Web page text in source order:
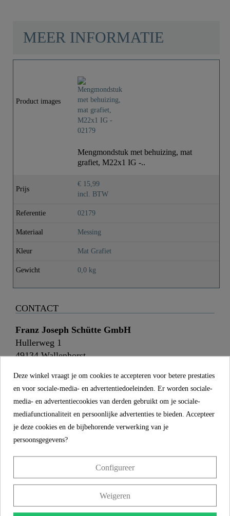
Mat Grafiet
MEER INFORMATIE
Product images
Mengmondstuk met behuizing, mat
grafiet, M22x1 IG -..
Prijs
€ 15,99
incl. BTW
Referentie 02179
Materiaal Messing
Kleur Mat Grafiet
Gewicht 0,0 kg
CONTACT
Franz Joseph Schütte GmbH
Hullerweg 1
49134 Wallenhorst
+49 5407 8707 0
+49 5407 8707 777
info@fjschuette.com
Deze winkel vraagt je om cookies te accepteren voor betere prestaties
en voor sociale-media- en advertentiedoeleinden. Er worden sociale-
media- en advertentiecookies van derden gebruikt om je sociale-
mediafunctionaliteit en persoonlijke advertenties te bieden. Accepteer
je deze cookies en de bijbehorende verwerking van je
persoonsgegevens?
Configureer
Weigeren